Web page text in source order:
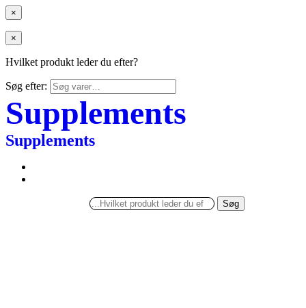
×
×
Hvilket produkt leder du efter?
Søg efter:
Supplements
Supplements
Søg